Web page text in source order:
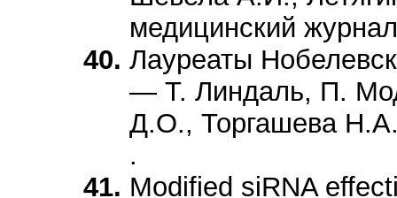
медицинский
Лауреаты
— Т. Линдаль, П.
Д.О., Торгашева
.
Modified siRNA